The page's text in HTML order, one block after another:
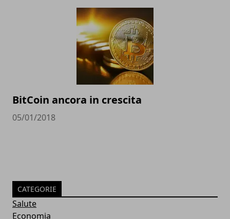
BitCoin ancora in crescita
05/01/2018
CATEGORIE
Salute
Economia